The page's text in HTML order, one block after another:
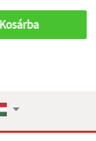
Kosárba